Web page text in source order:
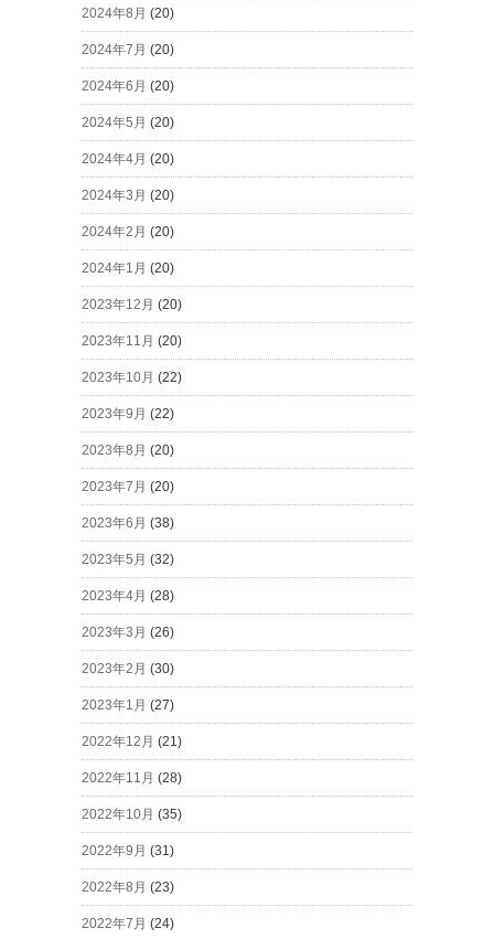
2024年8月 (20)
2024年7月 (20)
2024年6月 (20)
2024年5月 (20)
2024年4月 (20)
2024年3月 (20)
2024年2月 (20)
2024年1月 (20)
2023年12月 (20)
2023年11月 (20)
2023年10月 (22)
2023年9月 (22)
2023年8月 (20)
2023年7月 (20)
2023年6月 (38)
2023年5月 (32)
2023年4月 (28)
2023年3月 (26)
2023年2月 (30)
2023年1月 (27)
2022年12月 (21)
2022年11月 (28)
2022年10月 (35)
2022年9月 (31)
2022年8月 (23)
2022年7月 (24)